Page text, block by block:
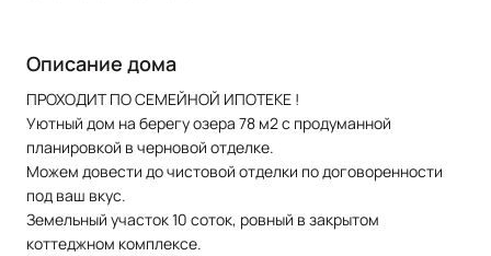
Описание дома
ПРОХОДИТ ПО СЕМЕЙНОЙ ИПОТЕКЕ !
Уютный дом на берегу озера 78 м2 с продуманной
планировкой в черновой отделке.
Можем довести до чистовой отделки по договоренности
под ваш вкус.
Земельный участок 10 соток, ровный в закрытом
коттеджном комплексе.